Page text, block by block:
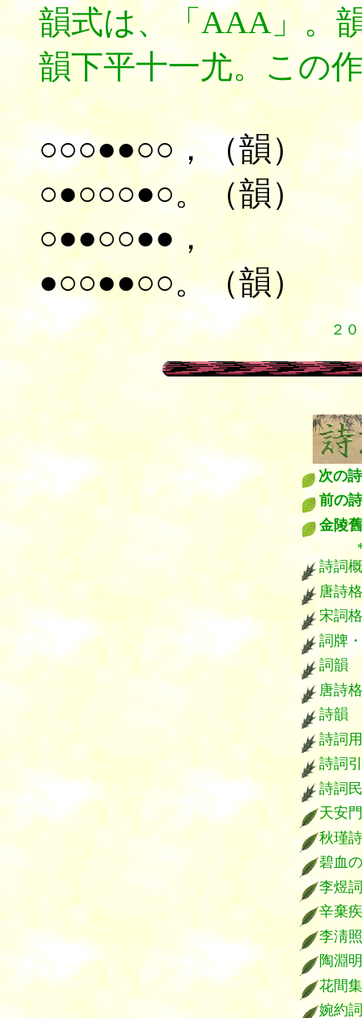
韻式は、「AAA」。
韻下平十一尤。この
○○○●●○○，（韻）
○●○○○●○。（韻）
○●●○○●●，
●○○●●○○。（韻）
２
次の
前の
金陵
詩詞
唐詩
宋詞
詞牌
詞韻
唐詩
詩韻
詩詞
詩詞
詩詞
天安
秋瑾
碧血
李煜詞
辛棄
李淸
陶淵
花間集
婉約